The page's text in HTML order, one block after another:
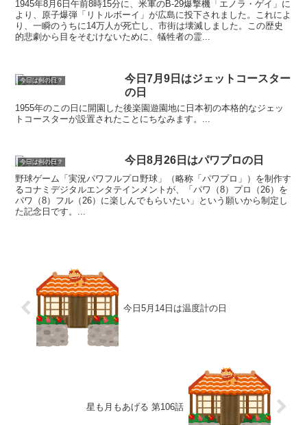
1945年8月6日午前8時15分に、米軍のB-29爆撃機「エノラ・ゲイ」に
より、原子爆弾「リトルボーイ」が広島に投下されました。これによ
り、一瞬のうちに14万人が死亡し、市街は壊滅しました。この歴史
的悲劇から目をそむけないために、犠牲者の霊...
今日は何の日？
今日7月9日はジェットコースター
の日
1955年のこの日に開園した後楽園遊園地に日本初の本格的なジェッ
トコースターが設置されたことにちなみます。...
今日は何の日？ 今日8月26日はパワプロの日
野球ゲーム「実況パワフルプロ野球」（略称「パワプロ」）を制作す
るコナミデジタルエンタテインメントが、「パワ（8）プロ（26）を
パワ（8）フル（26）に楽しんでもらいたい」という願いから制定し
た記念日です。...
今日5月14日は温度計の日
星も月もあげる 第106話